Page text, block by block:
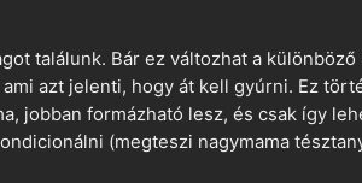
találunk. Bár ez változhat a
azt jelenti, hogy át kell gyúrni. Ez
jobban formázható lesz, és csak így
(megteszi nagymama